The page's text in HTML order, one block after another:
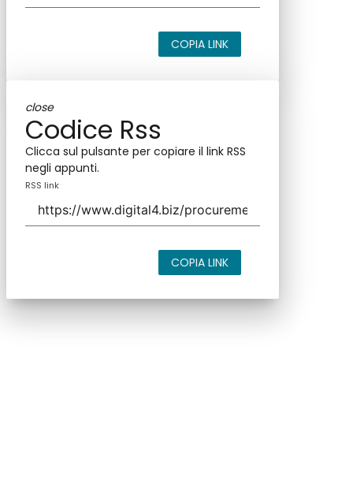
COPIA LINK
close
Codice Rss
Clicca sul pulsante per copiare il link RSS
negli appunti.
RSS link
COPIA LINK